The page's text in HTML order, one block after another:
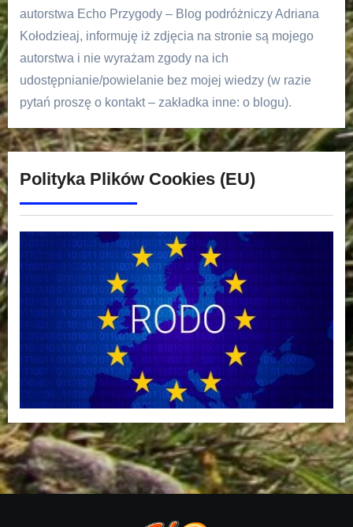
autorstwa Echo Przygody – Blog podróżniczy Adriana
Kołodzieaj, informuję iż zdjęcia na stronie są mojego
autorstwa i nie wyrażam zgody na ich
udostępnianie/powielanie bez mojej wiedzy (w razie
pytań proszę o kontakt – zakładka inne: o blogu).
Polityka Plików Cookies (EU)